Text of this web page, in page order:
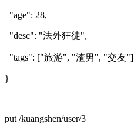
"age": 28,
"desc": "法外狂徒",
"tags": ["旅游", "渣男", "交友"]
}
put /kuangshen/user/3